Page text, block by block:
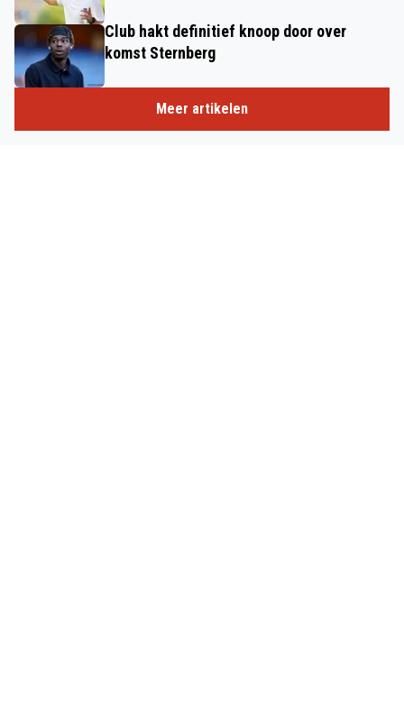
Club hakt definitief knoop door over
komst Sternberg
Meer artikelen